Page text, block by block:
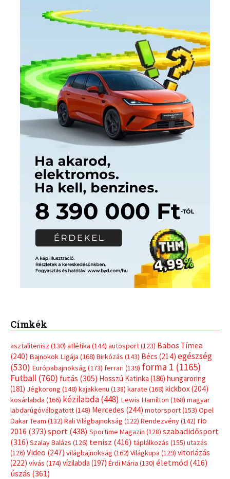
Címkék
asztalitenisz (130) atlétika (144) autosport(123) Babos Tímea
(240) Bajnokok Ligája (168) Birkózás (143) Bécs (214) egészség
(530) Európabajnokság (173) ferrari (139) forma 1 (1165)
Futball (760) futás (305) Hosszú Katinka (186) hungaroring
(181) Jégkorong (148) kajakkenu (138) karate (168) kickbox(204)
kosárlabda (166) kézilabda(448) Lewis Hamilton (168) magyar
labdarúgóválogatott(148) Mercedes (244) motorsport(153) Opel
Dakar Team (132) Rali Világbajnokság (122) Rendezvény(142) rio
2016 (373) sport(438) Sportime Magazin (128) szabadidősport
(316) Szalay Balázs (126) tenisz (416) táplálkozás (155) utazás
(126) Video (247) világbajnokság (162) Világkupa (129) vitorlázás
(222) vívás (174) vízilabda (197) Érdi Mária (130) életmód(416)
úszás (361)